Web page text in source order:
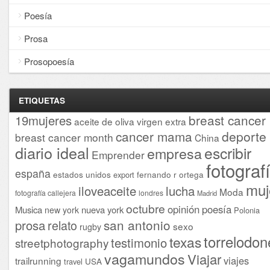
Poesía
Prosa
Prosopoesía
ETIQUETAS
19mujeresaceite de oliva virgen extra breast cancer
breast cancer month cancer mama China deporte
diario ideal Emprender empresaescribir
españa estados unidos export fernando r ortega
fotografía callejera iloveaceite londres lucha Madrid Moda
Musica new york nueva yorkoctubre opinión poesía Polonia
prosarelato rugby san antonio sexo
streetphotographytestimoniotexas
trailrunning travel USA vagamundosViajarviajes